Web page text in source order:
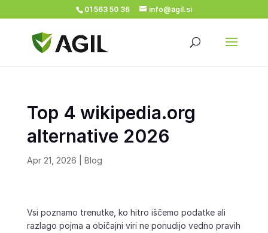
01 563 50 36 info@agil.si
Top 4 wikipedia.org
alternative 2026
Apr 21, 2026 Blog
Vsi poznamo trenutke, ko hitro iščemo podatke ali
razlago pojma a običajni viri ne ponudijo vedno pravih